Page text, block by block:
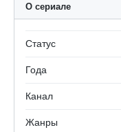
О сериале
Статус
Года
Канал
Жанры